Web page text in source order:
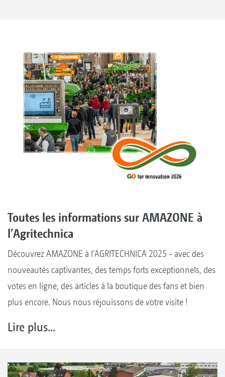
Toutes les informations sur AMAZONE à
l’Agritechnica
Découvrez AMAZONE à l’AGRITECHNICA 2025 - avec des
nouveautés captivantes, des temps forts exceptionnels, des
votes en ligne, des articles à la boutique des fans et bien
plus encore. Nous nous réjouissons de votre visite !
Lire plus...